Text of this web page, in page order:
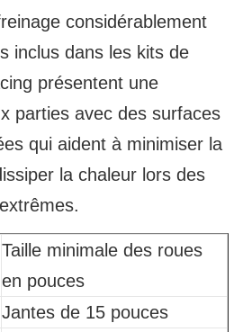
considérablement
inclus dans les kits de
présentent une
parties avec des surfaces
qui aident à minimiser la
la chaleur lors des
Taille minimale des roues
en pouces
Jantes de 15 pouces